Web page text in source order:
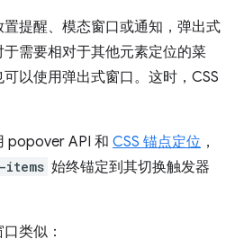
提醒、模态窗口或通知，弹出式
需要相对于其他元素定位的菜
以使用弹出式窗口。这时，CSS
popover API 和 CSS 锚点定位 ，
items 始终锚定到其切换触发器
类似：